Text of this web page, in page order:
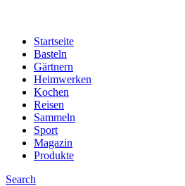
Startseite
Basteln
Gärtnern
Heimwerken
Kochen
Reisen
Sammeln
Sport
Magazin
Produkte
Search